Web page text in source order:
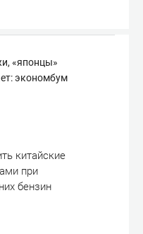
«японцы»
экономбум
китайские
при
бензин